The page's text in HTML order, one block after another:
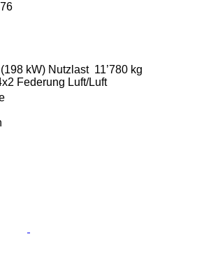
kW) Nutzlast 11’780 kg
Federung Luft/Luft